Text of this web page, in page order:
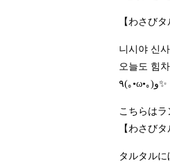
【わさび
니시야 신
오늘도 힘
٩(｡•ω•｡)و✨
こちらは
【わさび
タルタル